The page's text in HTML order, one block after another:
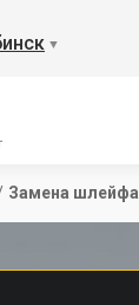
▼
Замена шлейфа